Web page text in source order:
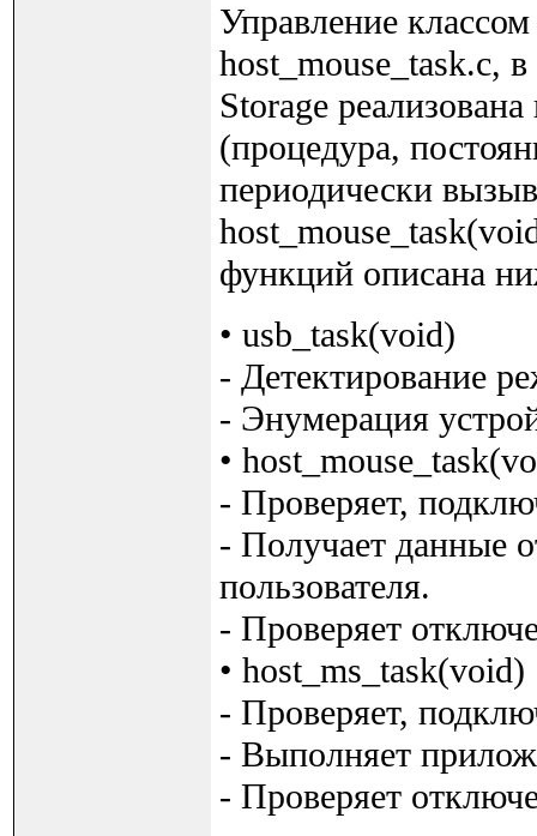
Управление
host_mouse_task.c,
Storage
(процедура,
периодически
функций описана
• usb_task(void)
- Детектирование
- Энумерация
•
- Проверяет,
- Получает данные
пользователя.
- Проверяет
• host_ms_task(void)
- Проверяет,
- Выполняет
- Проверяет